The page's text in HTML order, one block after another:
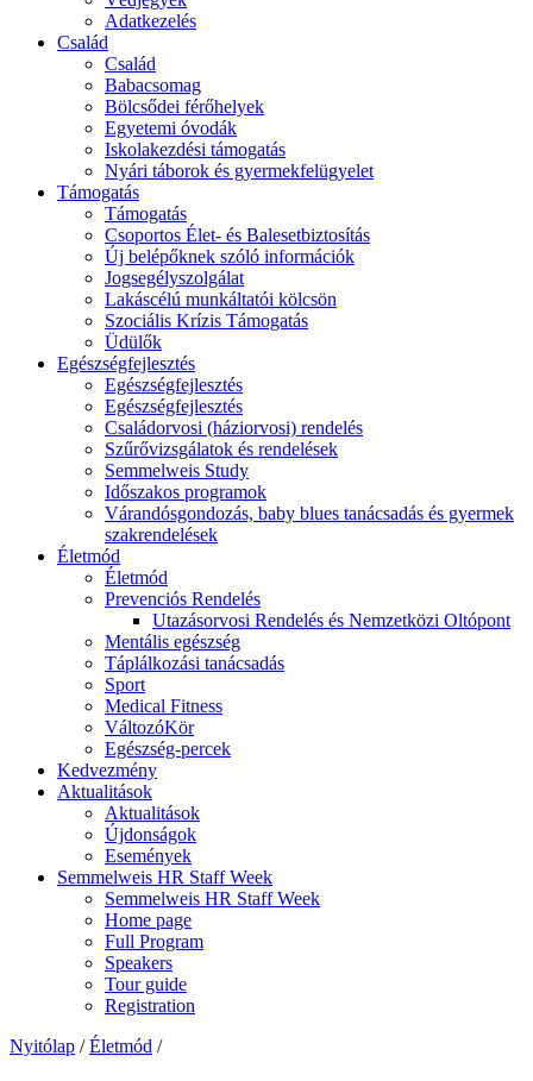
Adatkezelés
Család
Család
Babacsomag
Bölcsődei férőhelyek
Egyetemi óvodák
Iskolakezdési támogatás
Nyári táborok és gyermekfelügyelet
Támogatás
Támogatás
Csoportos Élet- és Balesetbiztosítás
Új belépőknek szóló információk
Jogsegélyszolgálat
Lakáscélú munkáltatói kölcsön
Szociális Krízis Támogatás
Üdülők
Egészségfejlesztés
Egészségfejlesztés
Egészségfejlesztés
Családorvosi (háziorvosi) rendelés
Szűrővizsgálatok és rendelések
Semmelweis Study
Időszakos programok
Várandósgondozás, baby blues tanácsadás és gyermek
szakrendelések
Életmód
Életmód
Prevenciós Rendelés
Utazásorvosi Rendelés és Nemzetközi Oltópont
Mentális egészség
Táplálkozási tanácsadás
Sport
Medical Fitness
VáltozóKör
Egészség-percek
Kedvezmény
Aktualitások
Aktualitások
Újdonságok
Események
Semmelweis HR Staff Week
Semmelweis HR Staff Week
Home page
Full Program
Speakers
Tour guide
Registration
Nyitólap / Életmód /